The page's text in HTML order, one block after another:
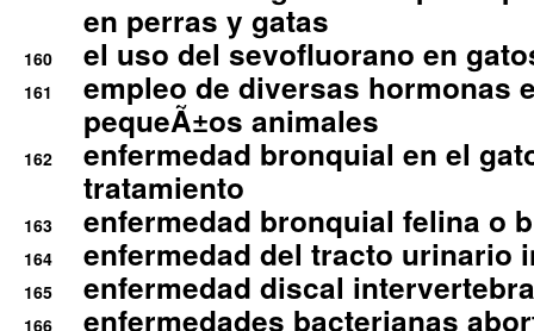
en perras y gatas
160 el uso del sevofluorano en
161
empleo de diversas hormonas
pequeÃ±os animales
162
enfermedad bronquial en el
tratamiento
163 enfermedad bronquial felina o
164 enfermedad del tracto urinario
165 enfermedad discal
166 enfermedades bacterianas